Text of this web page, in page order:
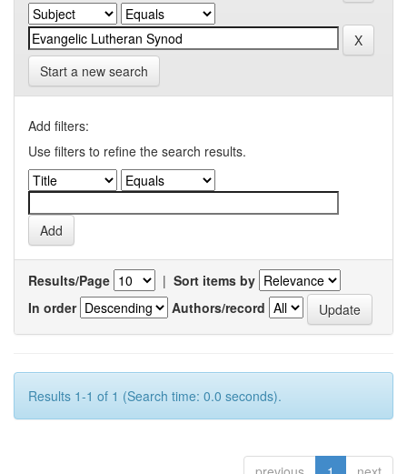
Start a new search
Add filters:
Use filters to refine the search results.
Results/Page | Sort items by
In order
Authors/record
Results 1-1 of 1 (Search time: 0.0 seconds).